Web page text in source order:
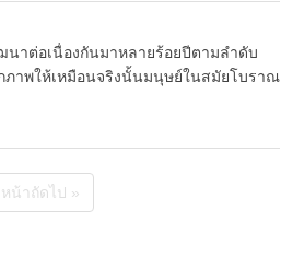
อเนื่องกันมาหลายร้อยปีตามลำดับ
ภาพให้เหมือนจริงนั้นมนุษย์ในสมัยโบราณ
หน้าถัดไป »